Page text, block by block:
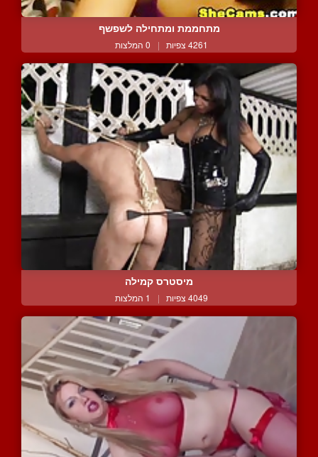
מתחממת ומתחילה לשפשף
4261 צפיות | 0 המלצות
מיסטרס קמילה
4049 צפיות | 1 המלצות